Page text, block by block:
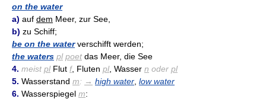
on the water
a) auf dem Meer, zur See,
b) zu Schiff;
be on the waterverschifft werden;
the waters pl poet das Meer, die See
4. meist plFlut f, Fluten pl, Wasser n oder pl
5. Wasserstand m: → high water low water
6. Wasserspiegel m: